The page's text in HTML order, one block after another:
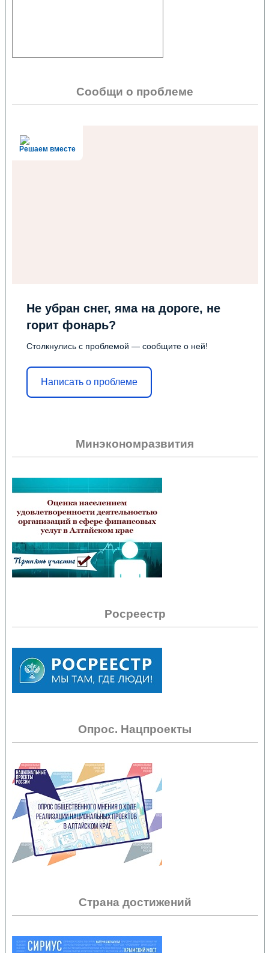
Сообщи о проблеме
Решаем вместе
Не убран снег, яма на дороге, не
горит фонарь?
Столкнулись с проблемой — сообщите о ней!
Написать о проблеме
Минэкономразвития
Росреестр
Опрос. Нацпроекты
Страна достижений